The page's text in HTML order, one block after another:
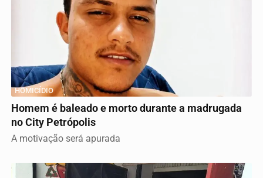
HOMICÍDIO
Homem é baleado e morto durante a madrugada
no City Petrópolis
A motivação será apurada